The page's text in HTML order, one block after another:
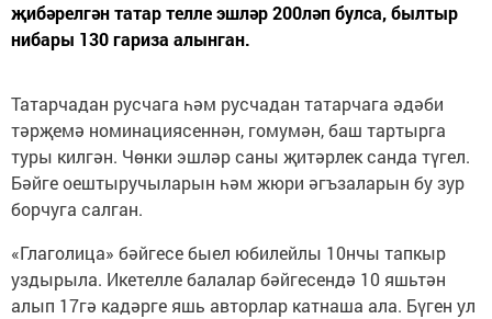
җибәрелгән татар телле эшләр 200ләп булса, былтыр
нибары 130 гариза алынган.
Татарчадан русчага һәм русчадан татарчага әдәби
тәрҗемә номинациясеннән, гомумән, баш тартырга
туры килгән. Чөнки эшләр саны җитәрлек санда түгел.
Бәйге оештыручыларын һәм жюри әгъзаларын бу зур
борчуга салган.
«Глаголица» бәйгесе быел юбилейлы 10нчы тапкыр
уздырыла. Икетелле балалар бәйгесендә 10 яшьтән
алып 17гә кадәрге яшь авторлар катнаша ала. Бүген ул